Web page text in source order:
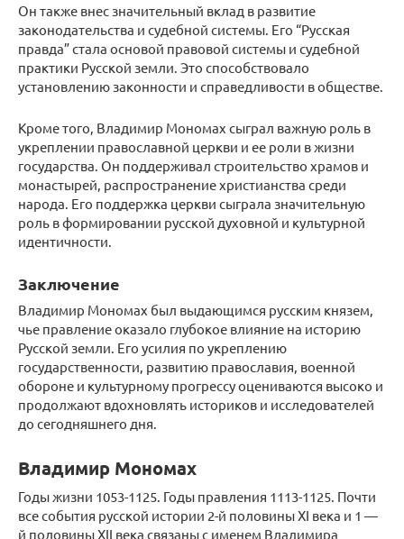
Он также внес значительный вклад в развитие
законодательства и судебной системы. Его “Русская
правда” стала основой правовой системы и судебной
практики Русской земли. Это способствовало
установлению законности и справедливости в обществе.
Кроме того, Владимир Мономах сыграл важную роль в
укреплении православной церкви и ее роли в жизни
государства. Он поддерживал строительство храмов и
монастырей, распространение христианства среди
народа. Его поддержка церкви сыграла значительную
роль в формировании русской духовной и культурной
идентичности.
Заключение
Владимир Мономах был выдающимся русским князем,
чье правление оказало глубокое влияние на историю
Русской земли. Его усилия по укреплению
государственности, развитию православия, военной
обороне и культурному прогрессу оцениваются высоко и
продолжают вдохновлять историков и исследователей
до сегодняшнего дня.
Владимир Мономах
Годы жизни 1053-1125. Годы правления 1113-1125. Почти
все события русской истории 2-й половины XI века и 1 —
й половины XII века связаны с именем Владимира